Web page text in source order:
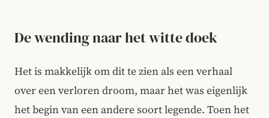
De wending naar het witte doek
Het is makkelijk om dit te zien als een verhaal
over een verloren droom, maar het was eigenlijk
het begin van een andere soort legende. Toen het